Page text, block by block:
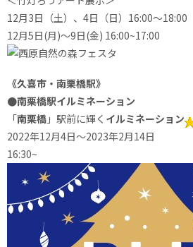
12月3日（土）、4日（日）16:00～18:00
12月5日(月)～9日(金) 16:00~17:00
《久喜市・南栗橋駅》
●南栗橋駅イルミネーション
「南栗橋 」駅前に輝く イルミネーション
2022年12月4日～2023年2月14日
16:30~